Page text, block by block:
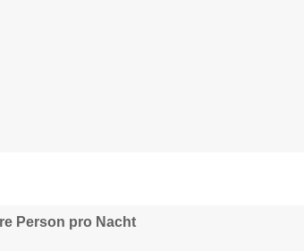
Person pro Nacht